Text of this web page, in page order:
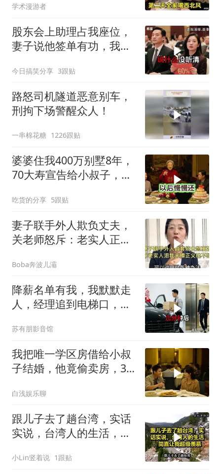
学术漫游者
股东会上助理占我座位，
妻子说他签单有功，我抛
给他当
今日搞笑分享 3跟贴
路怒司机隧道恶意别车，
刑拘下场警醒众人！
一串棉花糖 1226跟贴
婆婆住我400万别墅8年，
70大寿宣告给小叔子，
吃货的分享 5跟贴
妻子联手外人欺负丈夫，
关老师怒斥：老实人正义
Boba奔波儿灞
降薪名单有我，我默默走
人，经理追到电梯口，见
苏有朋影音馆
我把唯一学区房借给小叔
子结婚，他竟偷卖房，3
白浅娱乐聊
跟儿子去了趟台湾，实话
实说，台湾人的生活，简
小Lin竖着说 1跟贴